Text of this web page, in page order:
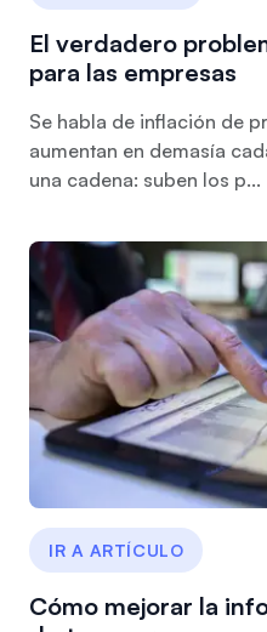
El verdadero
para las empresas
Se habla de inflación de
aumentan en demasía
una cadena: suben los p...
IR A ARTÍCULO
Cómo mejorar la